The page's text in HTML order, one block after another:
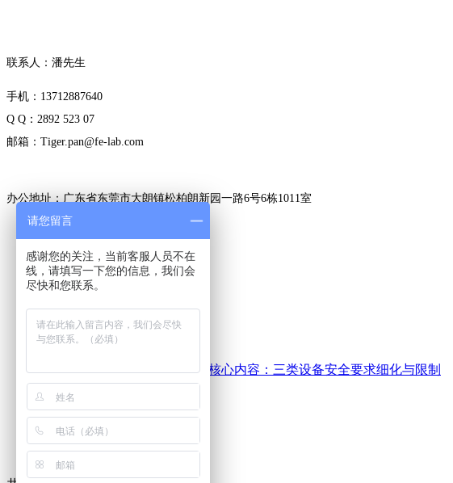
联系人：潘先生
手机：13712887640
Q Q：2892 523 07
邮箱：Tiger.pan@fe-lab.com
办公地址：广东省东莞市大朗镇松柏朗新园一路6号6栋1011室
电商质检报告
EPA认证咨询
欧盟新规EN 18031...
额温枪检测、认证咨询
口罩检测、认证咨询
请您留言
感谢您的关注，当前客服人员不在
线，请填写一下您的信息，我们会
尽快和您联系。